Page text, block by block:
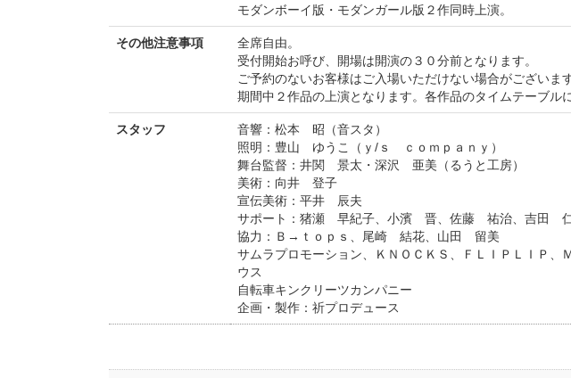
モダンボーイ版・モダンガール版２作同時上演。
その他注意事項
全席自由。
受付開始お呼び、開場は開演の３０分前となります。
ご予約のないお客様はご入場いただけない場合がございます
期間中２作品の上演となります。各作品のタイムテーブル
スタッフ
音響：松本 昭（音スタ）
照明：豊山 ゆうこ（ｙ/ｓ ｃｏｍｐａｎｙ）
舞台監督：井関 景太・深沢 亜美（るうと工房）
美術：向井 登子
宣伝美術：平井 辰夫
サポート：猪瀬 早紀子、小濱 晋、佐藤 祐治、吉田
協力：Ｂ→ｔｏｐｓ、尾崎 結花、山田 留美
サムラプロモーション、ＫＮＯＣＫＳ、ＦＬＩＰＬＩＰ、
ウス
自転車キンクリーツカンパニー
企画・製作：祈プロデュース